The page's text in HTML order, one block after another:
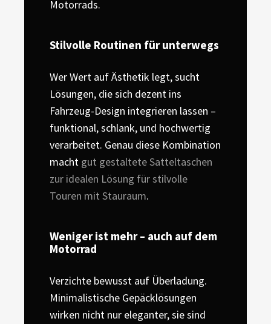
Motorrads.
Stilvolle Routinen für unterwegs
Wer Wert auf Ästhetik legt, sucht
Lösungen, die sich dezent ins
Fahrzeug-Design integrieren lassen –
funktional, schlank, und hochwertig
verarbeitet. Genau diese Kombination
macht gut gestaltete Satteltaschen
zur idealen Lösung für stilvolle
Touren mit Stauraum.
Weniger ist mehr – auch auf dem
Motorrad
Verzichte bewusst auf Überladung.
Minimalistische Gepäcklösungen
wirken nicht nur eleganter, sie sind